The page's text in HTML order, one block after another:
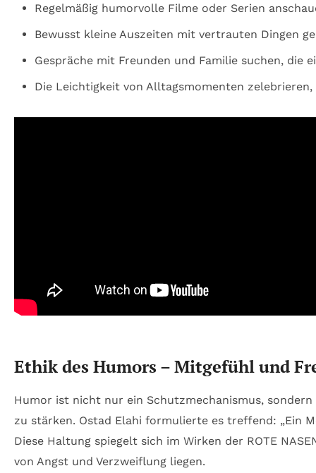
Regelmäßig humorvolle Filme oder Serien
Bewusst kleine Auszeiten mit vertrauten Dingen
Gespräche mit Freunden und Familie suchen, die
Die Leichtigkeit von Alltagsmomenten
Ethik des Humors – Mitgefühl und
Humor ist nicht nur ein Schutzmechanismus,
zu stärken. Ostad Elahi formulierte es treffend: „Ein
Diese Haltung spiegelt sich im Wirken der ROTE
von Angst und Verzweiflung liegen.